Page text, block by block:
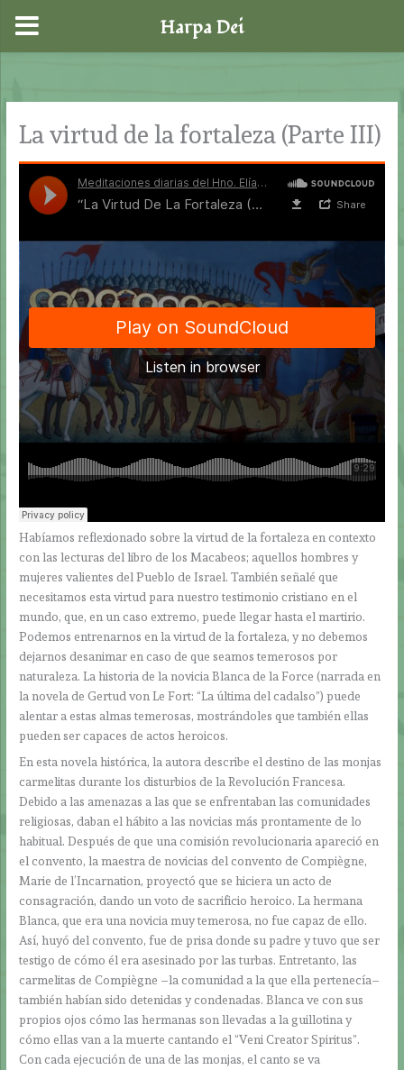
contenido
La virtud de la fortaleza (Parte III)
Habíamos reflexionado sobre la virtud de la fortaleza en contexto
con las lecturas del libro de los Macabeos; aquellos hombres y
mujeres valientes del Pueblo de Israel. También señalé que
necesitamos esta virtud para nuestro testimonio cristiano en el
mundo, que, en un caso extremo, puede llegar hasta el martirio.
Podemos entrenarnos en la virtud de la fortaleza, y no debemos
dejarnos desanimar en caso de que seamos temerosos por
naturaleza. La historia de la novicia Blanca de la Force (narrada en
la novela de Gertud von Le Fort: “La última del cadalso”) puede
alentar a estas almas temerosas, mostrándoles que también ellas
pueden ser capaces de actos heroicos.
En esta novela histórica, la autora describe el destino de las monjas
carmelitas durante los disturbios de la Revolución Francesa.
Debido a las amenazas a las que se enfrentaban las comunidades
religiosas, daban el hábito a las novicias más prontamente de lo
habitual. Después de que una comisión revolucionaria apareció en
el convento, la maestra de novicias del convento de Compiègne,
Marie de l’Incarnation, proyectó que se hiciera un acto de
consagración, dando un voto de sacrificio heroico. La hermana
Blanca, que era una novicia muy temerosa, no fue capaz de ello.
Así, huyó del convento, fue de prisa donde su padre y tuvo que ser
testigo de cómo él era asesinado por las turbas. Entretanto, las
carmelitas de Compiègne –la comunidad a la que ella pertenecía–
también habían sido detenidas y condenadas. Blanca ve con sus
propios ojos cómo las hermanas son llevadas a la guillotina y
cómo ellas van a la muerte cantando el “Veni Creator Spiritus”.
Con cada ejecución de una de las monjas, el canto se va
Harpa Dei